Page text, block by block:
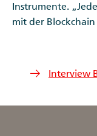
Instrumente.
mit der
Interview